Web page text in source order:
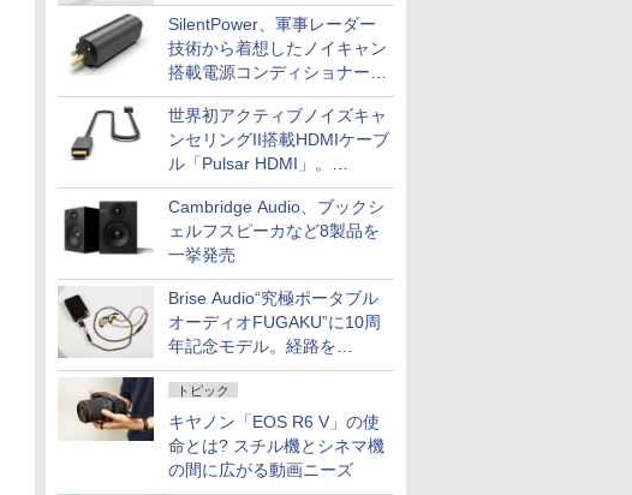
SilentPower、軍事レーダー
技術から着想したノイキャン
搭載電源コンディショナー
「AC iPurifier2」
世界初アクティブノイズキャ
ンセリングII搭載HDMIケーブ
ル「Pulsar HDMI」。
SilentPowerから
Cambridge Audio、ブックシ
ェルフスピーカなど8製品を
一挙発売
Brise Audio“究極ポータブル
オーディオFUGAKU”に10周
年記念モデル。経路を
NISHIKIで統一。400万円
トピック
キヤノン「EOS R6 V」の使
命とは? スチル機とシネマ機
の間に広がる動画ニーズ